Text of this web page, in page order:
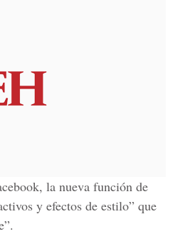
, la nueva función de
y efectos de estilo” que